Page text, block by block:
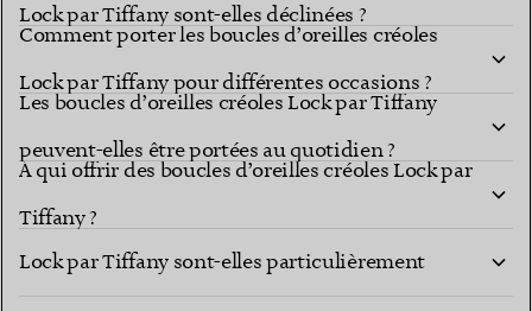
Lock par Tiffany sont-elles déclinées ?
Comment porter les boucles d’oreilles créoles
Lock par Tiffany pour différentes occasions ?
Les boucles d’oreilles créoles Lock par Tiffany
peuvent-elles être portées au quotidien ?
À qui offrir des boucles d’oreilles créoles Lock par
Tiffany ?
À quelles occasions les boucles d’oreilles créoles
Lock par Tiffany sont-elles particulièrement
Comment entretenir mes boucles d’oreilles